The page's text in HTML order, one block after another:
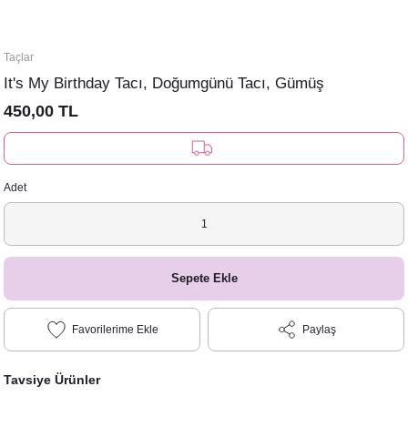
Taçlar
It's My Birthday Tacı, Doğumgünü Tacı, Gümüş
450,00 TL
Adet
Sepete Ekle
Paylaş
Tavsiye Ürünler